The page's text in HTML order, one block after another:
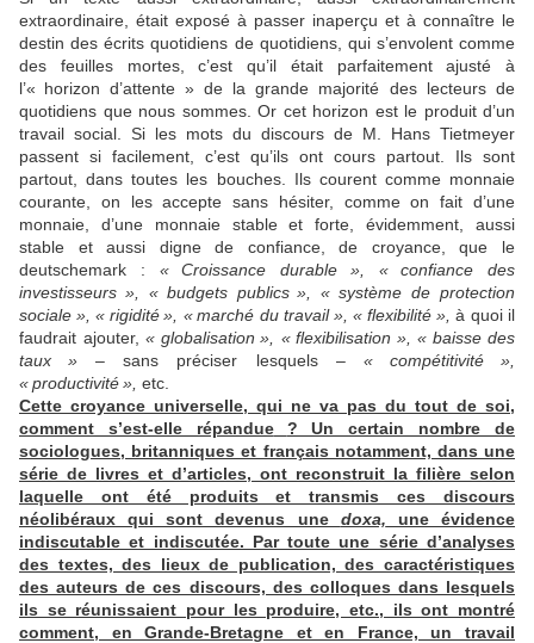
extraordinaire, était exposé à passer inaperçu et à connaître le
destin des écrits quotidiens de quotidiens, qui s’envolent comme
des feuilles mortes, c’est qu’il était parfaitement ajusté à
l’« horizon d’attente » de la grande majorité des lecteurs de
quotidiens que nous sommes. Or cet horizon est le produit d’un
travail social. Si les mots du discours de M. Hans Tietmeyer
passent si facilement, c’est qu’ils ont cours partout. Ils sont
partout, dans toutes les bouches. Ils courent comme monnaie
courante, on les accepte sans hésiter, comme on fait d’une
monnaie, d’une monnaie stable et forte, évidemment, aussi
stable et aussi digne de confiance, de croyance, que le
deutschemark : « Croissance durable », «
confiance des
investisseurs », « budgets publics », « système de protection
sociale », « rigidité », « marché du travail », « flexibilité », à quoi il
faudrait ajouter, « globalisation », « flexibilisation », « baisse des
taux
» – sans préciser lesquels – « compétitivité
»,
«productivité», etc.
Cette croyance universelle, qui ne va pas du tout de soi,
comment s’est-elle répandue
? Un certain nombre de
sociologues, britanniques et français notamment, dans une
série de livres et d’articles, ont reconstruit la filière selon
laquelle ont été produits et transmis ces discours
néolibéraux qui sont devenus une doxa, une évidence
indiscutable et indiscutée. Par toute une série d’analyses
des textes, des lieux de publication, des caractéristiques
des auteurs de ces discours, des colloques dans lesquels
ils se réunissaient pour les produire, etc., ils ont montré
comment, en Grande-Bretagne et en France, un travail